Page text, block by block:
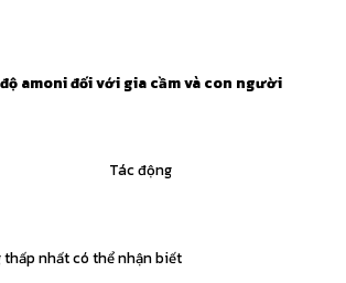
amoni đối với gia cầm và con người
Tác động
thấp nhất có thể nhận biết